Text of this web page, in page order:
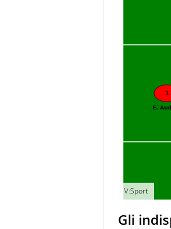
V:Sport
Gli